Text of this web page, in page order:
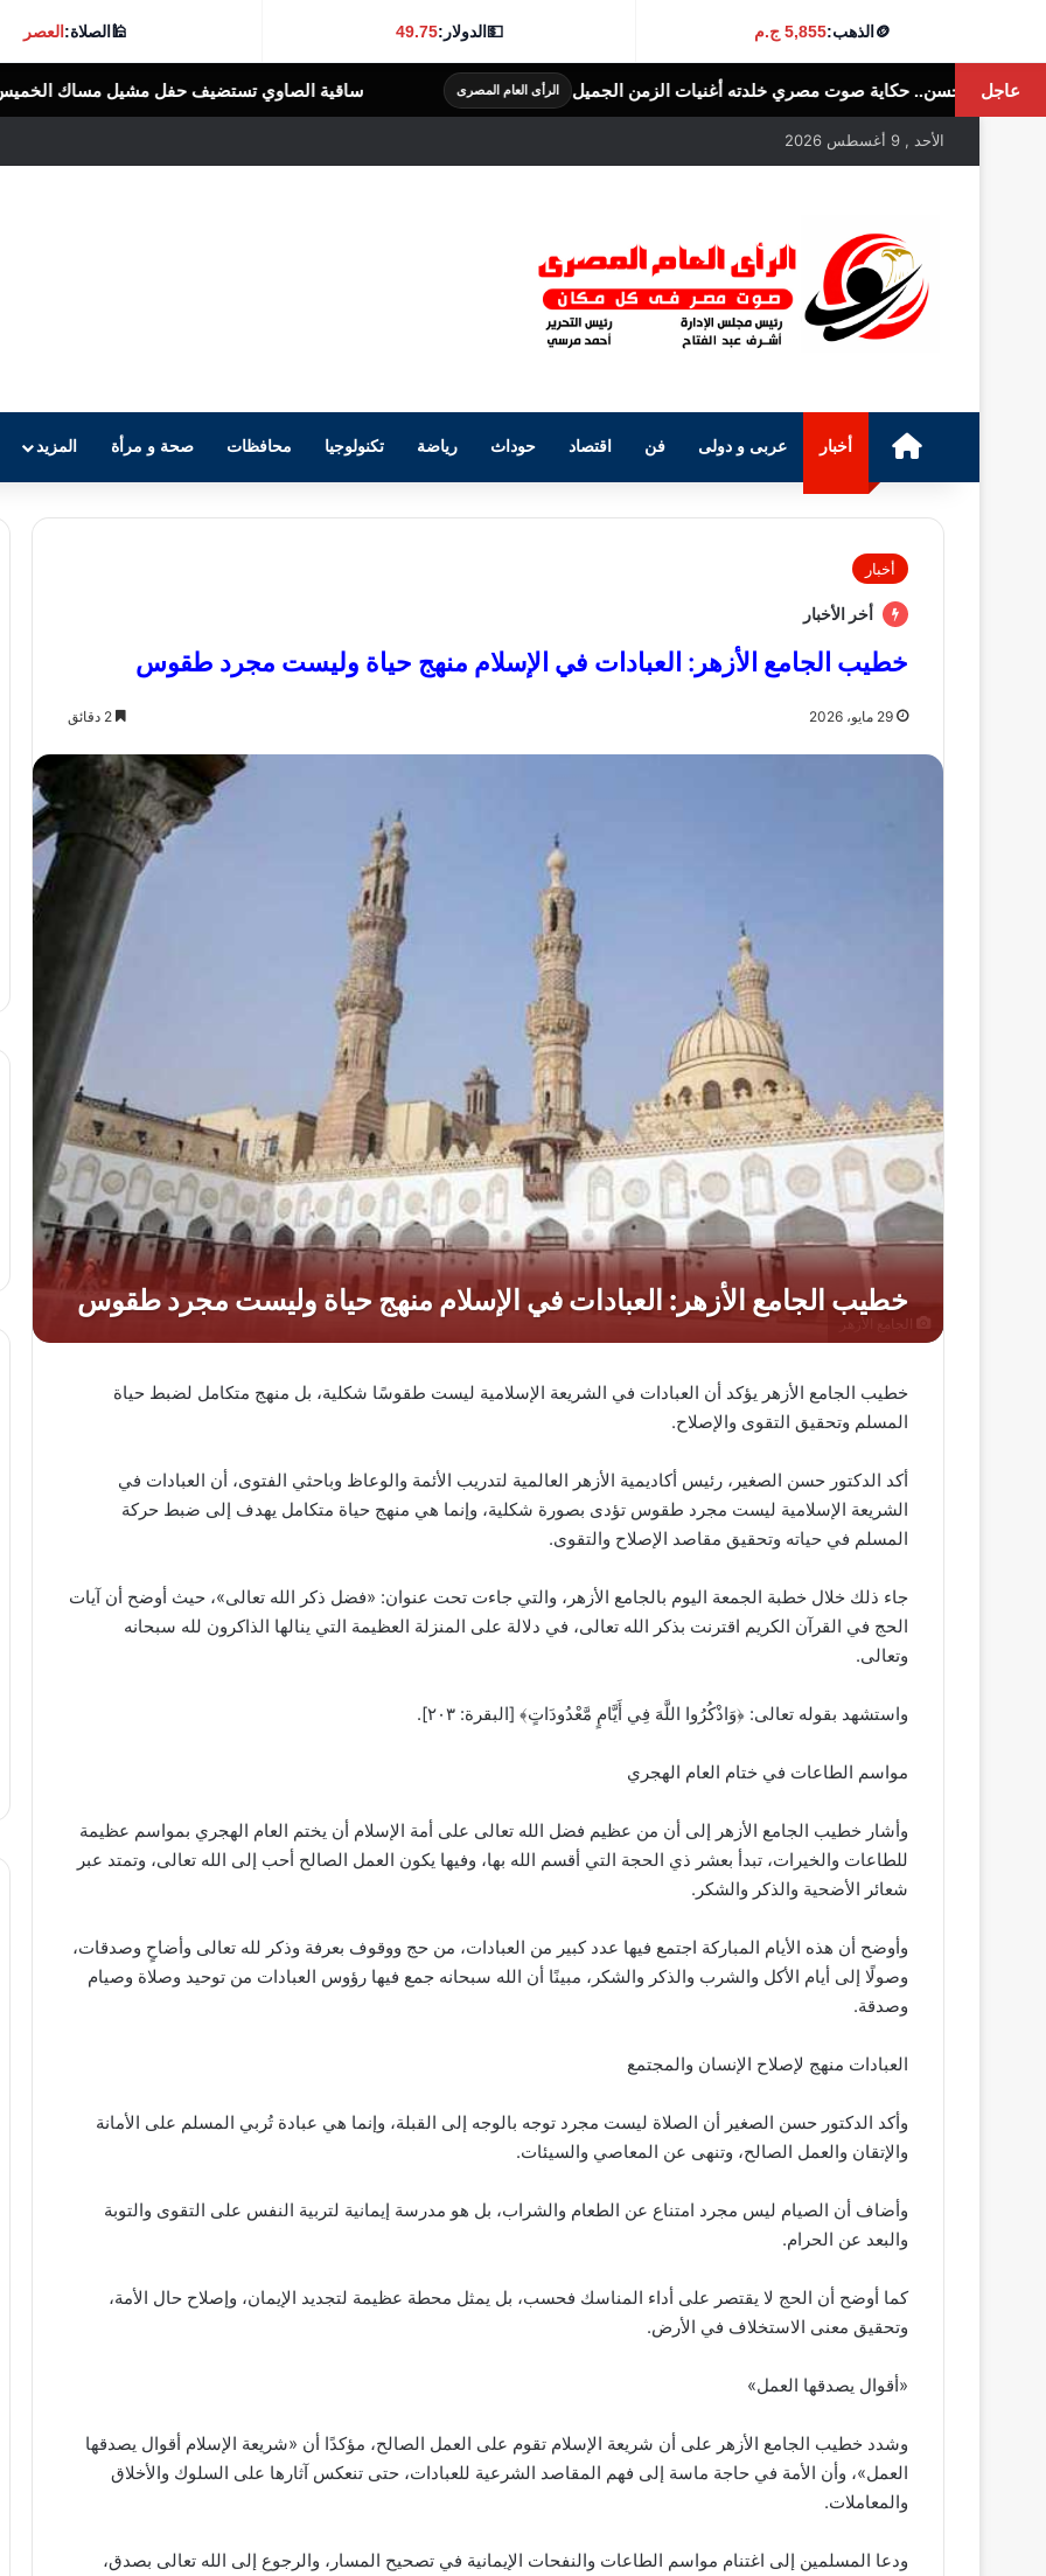
🪙الذهب:5,855 ج.م 💵الدولار:49.75
🕌الصلاة:العصر
عاجل
مصري خلدته أغنيات الزمن الجميل الرأى العام المصرى ساقية الصاوي تستضيف حفل مشيل مساك الخميس المقبل الرأى العام المصرى
الأحد , 9 أغسطس 2026
الرئيسيةأخبار عربى و دولى فن اقتصاد حوداث رياضة تكنولوجيا محافظات صحة و مرأة المزيد
أخبار
أخر الأخبار
خطيب الجامع الأزهر: العبادات في الإسلام منهج حياة وليست مجرد طقوس
29 مايو، 2026
الجامع الأزهر
خطيب الجامع الأزهر يؤكد أن العبادات في الشريعة الإسلامية ليست طقوسًا شكلية، بل منهج متكامل لضبط حياة
المسلم وتحقيق التقوى والإصلاح.
أكد الدكتور حسن الصغير، رئيس أكاديمية الأزهر العالمية لتدريب الأئمة والوعاظ وباحثي الفتوى، أن العبادات في
الشريعة الإسلامية ليست مجرد طقوس تؤدى بصورة شكلية، وإنما هي منهج حياة متكامل يهدف إلى ضبط حركة
المسلم في حياته وتحقيق مقاصد الإصلاح والتقوى.
جاء ذلك خلال خطبة الجمعة اليوم بالجامع الأزهر، والتي جاءت تحت عنوان: «فضل ذكر الله تعالى»، حيث أوضح أن آيات
الحج في القرآن الكريم اقترنت بذكر الله تعالى، في دلالة على المنزلة العظيمة التي ينالها الذاكرون لله سبحانه
وتعالى.
واستشهد بقوله تعالى: ﴿وَاذْكُرُوا اللَّهَ فِي أَيَّامٍ مَّعْدُودَاتٍ﴾ [البقرة: ٢٠٣].
مواسم الطاعات في ختام العام الهجري
وأشار خطيب الجامع الأزهر إلى أن من عظيم فضل الله تعالى على أمة الإسلام أن يختم العام الهجري بمواسم عظيمة
للطاعات والخيرات، تبدأ بعشر ذي الحجة التي أقسم الله بها، وفيها يكون العمل الصالح أحب إلى الله تعالى، وتمتد عبر
شعائر الأضحية والذكر والشكر.
وأوضح أن هذه الأيام المباركة اجتمع فيها عدد كبير من العبادات، من حج ووقوف بعرفة وذكر لله تعالى وأضاحٍ وصدقات،
وصولًا إلى أيام الأكل والشرب والذكر والشكر، مبينًا أن الله سبحانه جمع فيها رؤوس العبادات من توحيد وصلاة وصيام
وصدقة.
العبادات منهج لإصلاح الإنسان والمجتمع
وأكد الدكتور حسن الصغير أن الصلاة ليست مجرد توجه بالوجه إلى القبلة، وإنما هي عبادة تُربي المسلم على الأمانة
والإتقان والعمل الصالح، وتنهى عن المعاصي والسيئات.
وأضاف أن الصيام ليس مجرد امتناع عن الطعام والشراب، بل هو مدرسة إيمانية لتربية النفس على التقوى والتوبة
والبعد عن الحرام.
كما أوضح أن الحج لا يقتصر على أداء المناسك فحسب، بل يمثل محطة عظيمة لتجديد الإيمان، وإصلاح حال الأمة،
وتحقيق معنى الاستخلاف في الأرض.
«أقوال يصدقها العمل»
وشدد خطيب الجامع الأزهر على أن شريعة الإسلام تقوم على العمل الصالح، مؤكدًا أن «شريعة الإسلام أقوال يصدقها
العمل»، وأن الأمة في حاجة ماسة إلى فهم المقاصد الشرعية للعبادات، حتى تنعكس آثارها على السلوك والأخلاق
والمعاملات.
ودعا المسلمين إلى اغتنام مواسم الطاعات والنفحات الإيمانية في تصحيح المسار، والرجوع إلى الله تعالى بصدق،